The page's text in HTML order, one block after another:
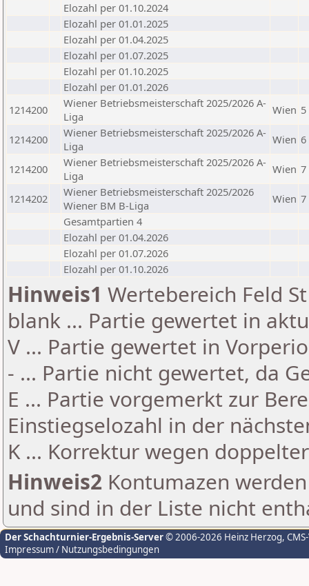
Elozahl per 01.10.2024
Elozahl per 01.01.2025
Elozahl per 01.04.2025
Elozahl per 01.07.2025
Elozahl per 01.10.2025
Elozahl per 01.01.2026
1214200
Wiener Betriebsmeisterschaft 2025/2026 A-
Liga
Wien 5
1214200
Wiener Betriebsmeisterschaft 2025/2026 A-
Liga
Wien 6
1214200
Wiener Betriebsmeisterschaft 2025/2026 A-
Liga
Wien 7
1214202
Wiener Betriebsmeisterschaft 2025/2026
Wiener BM B-Liga
Wien 7
Gesamtpartien 4
Elozahl per 01.04.2026
Elozahl per 01.07.2026
Elozahl per 01.10.2026
Hinweis1 Wertebereich Feld
blank ... Partie gewertet in
V ... Partie gewertet in
- ... Partie nicht gewertet, da
E ... Partie vorgemerkt zur
Einstiegselozahl in der
K ... Korrektur wegen
Hinweis2 Kontumazen
und sind in der Liste nicht
Der Schachturnier-Ergebnis-Server© 2006-2026 Heinz Herzog,
Impressum / Nutzungsbedingungen